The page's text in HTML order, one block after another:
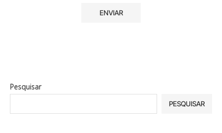
Pesquisar
PESQUISAR